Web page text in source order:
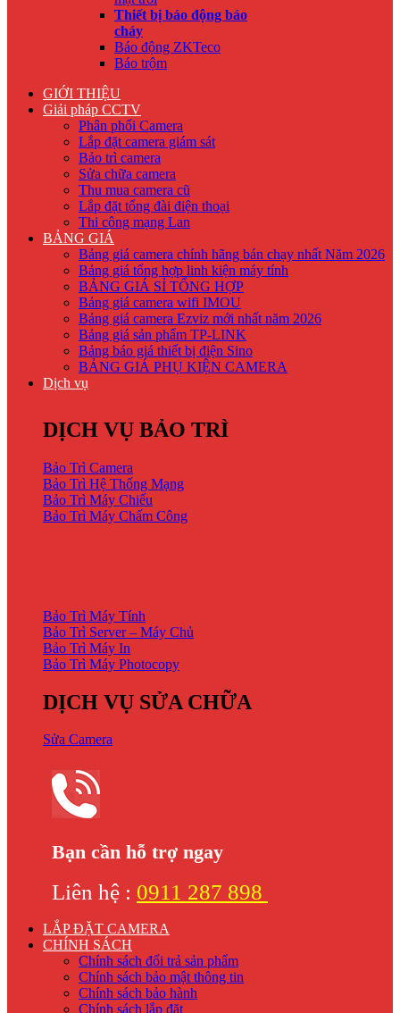
Thiết bị báo động báo
cháy
Báo động ZKTeco
Báo trộm
GIỚI THIỆU
Giải pháp CCTV
Phân phối Camera
Lắp đặt camera giám sát
Bảo trì camera
Sửa chữa camera
Thu mua camera cũ
Lắp đặt tổng đài điện thoại
Thi công mạng Lan
BẢNG GIÁ
Bảng giá camera chính hãng bán chạy nhất Năm 2026
Bảng giá tổng hợp linh kiện máy tính
BẢNG GIÁ SỈ TỔNG HỢP
Bảng giá camera wifi IMOU
Bảng giá camera Ezviz mới nhất năm 2026
Bảng giá sản phẩm TP-LINK
Bảng báo giá thiết bị điện Sino
BẢNG GIÁ PHỤ KIỆN CAMERA
Dịch vụ
DỊCH VỤ BẢO TRÌ
Bảo Trì Camera
Bảo Trì Hệ Thống Mạng
Bảo Trì Máy Chiếu
Bảo Trì Máy Chấm Công
Bảo Trì Máy Tính
Bảo Trì Server – Máy Chủ
Bảo Trì Máy In
Bảo Trì Máy Photocopy
DỊCH VỤ SỬA CHỮA
Sửa Camera
Bạn cần hỗ trợ ngay
Liên hệ : 0911 287 898
LẮP ĐẶT CAMERA
CHÍNH SÁCH
Chính sách đổi trả sản phẩm
Chính sách bảo mật thông tin
Chính sách bảo hành
Chính sách lắp đặt